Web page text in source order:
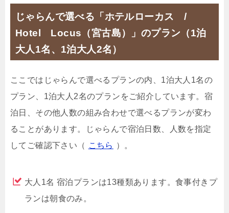
じゃらんで選べる「ホテルローカス /
Hotel Locus（宮古島）」のプラン（1泊
大人1名、1泊大人2名）
ここではじゃらんで選べるプランの内、1泊大人1名の
プラン、1泊大人2名のプランをご紹介しています。宿
泊日、その他人数の組み合わせで選べるプランが変わ
ることがあります。じゃらんで宿泊日数、人数を指定
してご確認下さい（ こちら ）。
大人1名 宿泊プランは13種類あります。食事付きプ
ランは朝食のみ。